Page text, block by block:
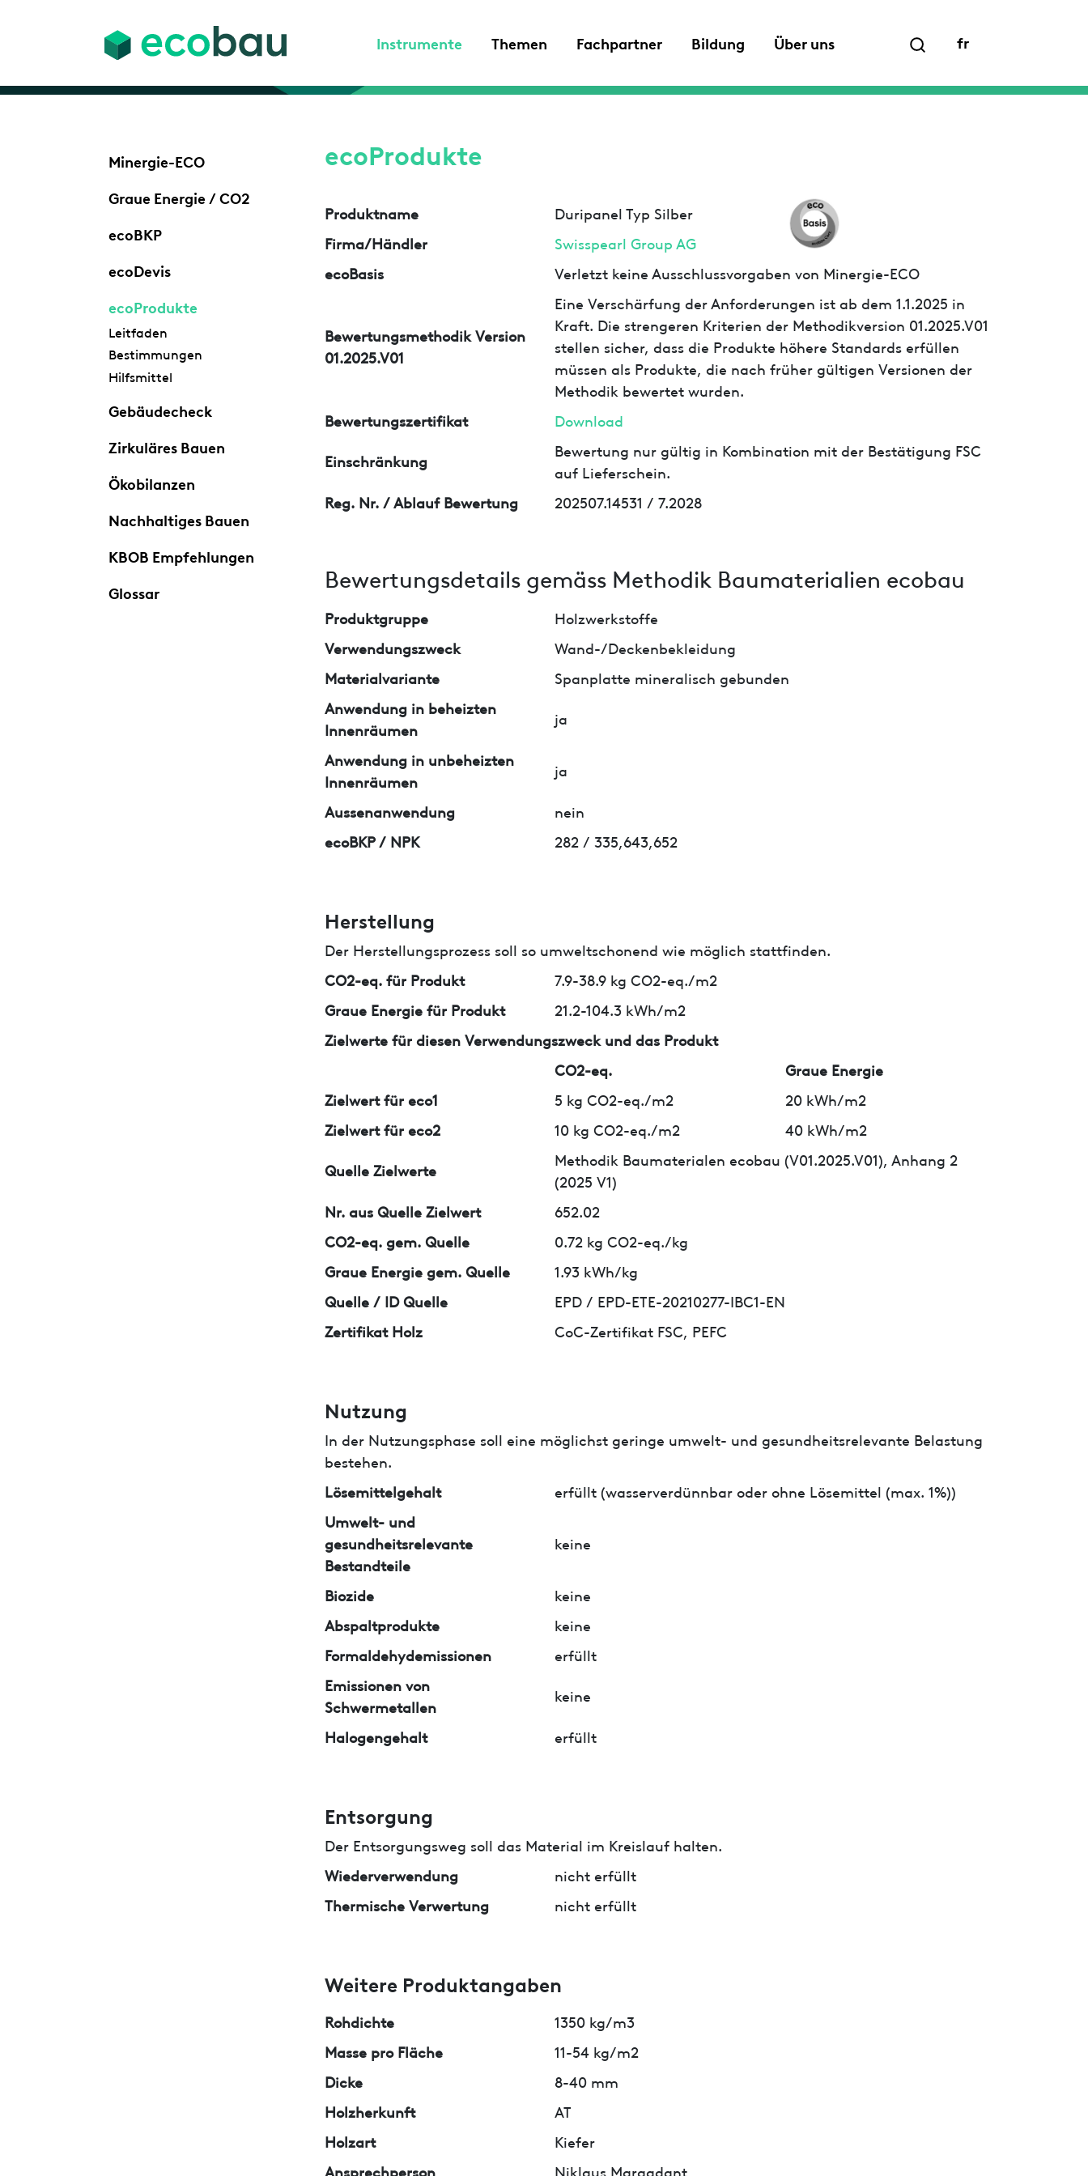
Instrumente Themen Fachpartner Bildung Über uns fr
Minergie-ECO
Graue Energie / CO2
ecoBKP
ecoDevis
ecoProdukte
Leitfaden
Bestimmungen
Hilfsmittel
Gebäudecheck
Zirkuläres Bauen
Ökobilanzen
Nachhaltiges Bauen
KBOB Empfehlungen
Glossar
ecoProdukte
Produktname
Duripanel Typ Silber
Firma/Händler
Swisspearl Group AG
ecoBasis
Verletzt keine Ausschlussvorgaben von Minergie-ECO
Bewertungsmethodik Version
01.2025.V01
Eine Verschärfung der Anforderungen ist ab dem 1.1.2025 in
Kraft. Die strengeren Kriterien der Methodikversion 01.2025.V01
stellen sicher, dass die Produkte höhere Standards erfüllen
müssen als Produkte, die nach früher gültigen Versionen der
Methodik bewertet wurden.
Bewertungszertifikat
Download
Einschränkung
Bewertung nur gültig in Kombination mit der Bestätigung FSC
auf Lieferschein.
Reg. Nr. / Ablauf Bewertung
202507.14531 / 7.2028
Bewertungsdetails gemäss Methodik Baumaterialien ecobau
Produktgruppe
Holzwerkstoffe
Verwendungszweck
Wand-/Deckenbekleidung
Materialvariante
Spanplatte mineralisch gebunden
Anwendung in beheizten
Innenräumen
ja
Anwendung in unbeheizten
Innenräumen
ja
Aussenanwendung
nein
ecoBKP / NPK
282 / 335,643,652
Herstellung
Der Herstellungsprozess soll so umweltschonend wie möglich stattfinden.
CO2-eq. für Produkt
7.9-38.9 kg CO2-eq./m2
Graue Energie für Produkt
21.2-104.3 kWh/m2
Zielwerte für diesen Verwendungszweck und das Produkt
CO2-eq.
Graue Energie
Zielwert für eco1
5 kg CO2-eq./m2
20 kWh/m2
Zielwert für eco2
10 kg CO2-eq./m2 40 kWh/m2
Quelle Zielwerte
Methodik Baumaterialen ecobau (V01.2025.V01), Anhang 2
(2025 V1)
Nr. aus Quelle Zielwert
652.02
CO2-eq. gem. Quelle
0.72 kg CO2-eq./kg
Graue Energie gem. Quelle
1.93 kWh/kg
Quelle / ID Quelle
EPD / EPD-ETE-20210277-IBC1-EN
Zertifikat Holz
CoC-Zertifikat FSC, PEFC
Nutzung
In der Nutzungsphase soll eine möglichst geringe umwelt- und gesundheitsrelevante Belastung
bestehen.
Lösemittelgehalt
erfüllt (wasserverdünnbar oder ohne Lösemittel (max. 1%))
Umwelt- und
gesundheitsrelevante
Bestandteile
keine
Biozide
keine
Abspaltprodukte
keine
Formaldehydemissionen
erfüllt
Emissionen von
Schwermetallen
keine
Halogengehalt erfüllt
Entsorgung
Der Entsorgungsweg soll das Material im Kreislauf halten.
Wiederverwendung
nicht erfüllt
Thermische Verwertung
nicht erfüllt
Weitere Produktangaben
Rohdichte
1350 kg/m3
Masse pro Fläche
11-54 kg/m2
Dicke
8-40 mm
Holzherkunft
AT
Holzart
Kiefer
Ansprechperson
Niklaus Margadant